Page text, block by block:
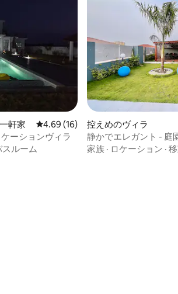
評価
軒家 レビュー16件、5つ星中4.69つ星の
4.69 (16)
ーションヴィラ
スルーム
控えめのヴィラ
静かでエレガント - 庭
に近い
家族 · ロケーション ·